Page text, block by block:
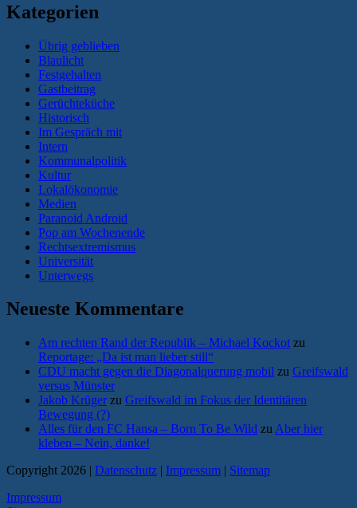
Kategorien
Übrig geblieben
Blaulicht
Festgehalten
Gastbeitrag
Gerüchteküche
Historisch
Im Gespräch mit
Intern
Kommunalpolitik
Kultur
Lokalökonomie
Medien
Paranoid Android
Pop am Wochenende
Rechtsextremismus
Universität
Unterwegs
Neueste Kommentare
Am rechten Rand der Republik – Michael Kockot zu
Reportage: „Da ist man lieber still“
CDU macht gegen die Diagonalquerung mobil zu Greifswald
versus Münster
Jakob Krüger zu Greifswald im Fokus der Identitären
Bewegung (?)
Alles für den FC Hansa – Born To Be Wild zu Aber hier
kleben – Nein, danke!
Copyright 2026 | Datenschutz | Impressum | Sitemap
Impressum